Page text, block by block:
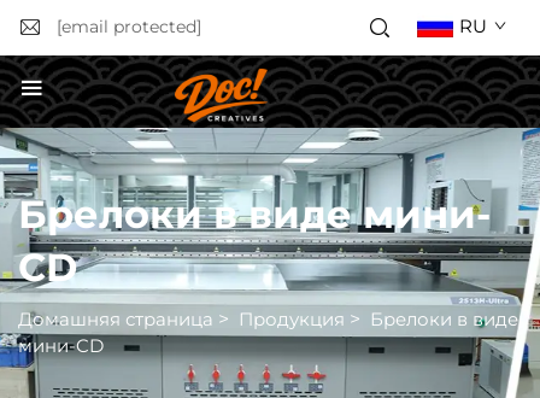
[email protected] RU
Получить расчёт стоимости
Брелоки в виде мини-
CD
Домашняя страница > Продукция > Брелоки в виде
мини-CD